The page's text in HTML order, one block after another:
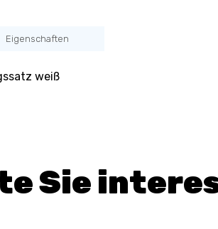
Eigenschaften
weiß
Sie